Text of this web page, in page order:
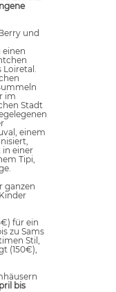
und
Loiretal.
im
Stadt
einem
einer
Tipi,
ganzen
für ein
zu Sams
Stil,
(150€),
bis